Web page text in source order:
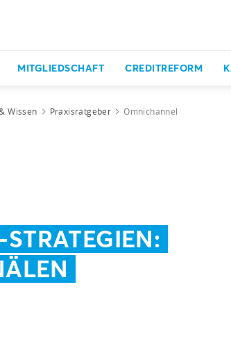
MITGLIEDSCHAFT CREDITREFORM
Wissen Praxisratgeber Omnichannel